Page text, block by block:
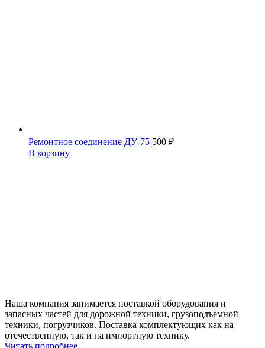
Ремонтное соединение ДУ-75 500 ₽
В корзину
Наша компания занимается поставкой оборудования и
запасных частей для дорожной техники, грузоподъемной
техники, погрузчиков. Поставка комплектующих как на
отечественную, так и на импортную технику.
Читать подробнее